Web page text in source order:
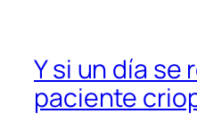
Y si un día se
paciente